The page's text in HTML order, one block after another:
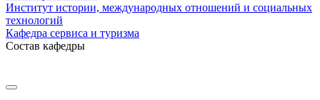
Институт истории, международных отношений и социальных
технологий
Кафедра сервиса и туризма
Состав кафедры